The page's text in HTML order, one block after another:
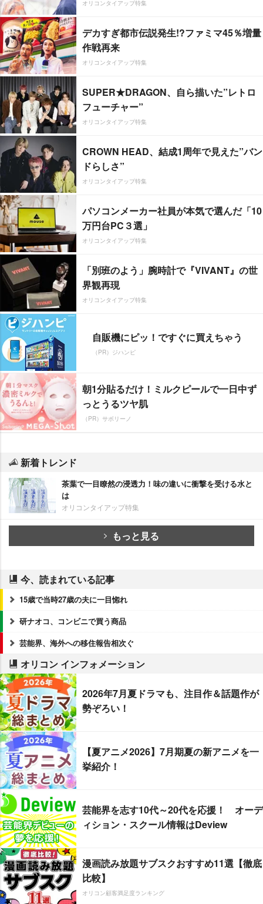
オリコンタイアップ特集
デカすぎ都市伝説発生!?ファミマ45％増量
作戦再来
オリコンタイアップ特集
SUPER★DRAGON、自ら描いた”レトロ
フューチャー”
オリコンタイアップ特集
CROWN HEAD、結成1周年で見えた”バン
ドらしさ”
オリコンタイアップ特集
パソコンメーカー社員が本気で選んだ「10
万円台PC３選」
オリコンタイアップ特集
「別班のよう」腕時計で『VIVANT』の世
界観再現
オリコンタイアップ特集
自販機にピッ！ですぐに買えちゃう
（PR）ジハンピ
朝1分貼るだけ！ミルクピールで一日中ず
っとうるツヤ肌
（PR）サボリーノ
新着トレンド
茶葉で一目瞭然の浸透力！味の違いに衝撃を受ける水と
は
オリコンタイアップ特集
もっと見る
今、読まれている記事
15歳で当時27歳の夫に一目惚れ
研ナオコ、コンビニで買う商品
芸能界、海外への移住報告相次ぐ
オリコン インフォメーション
2026年7月夏ドラマも、注目作＆話題作が
勢ぞろい！
【夏アニメ2026】7月期夏の新アニメを一
挙紹介！
芸能界を志す10代～20代を応援！ オーデ
ィション・スクール情報はDeview
漫画読み放題サブスクおすすめ11選【徹底
比較】
オリコン顧客満足度ランキング